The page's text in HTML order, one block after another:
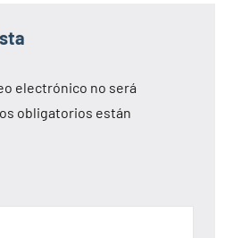
electrónico no será
obligatorios están